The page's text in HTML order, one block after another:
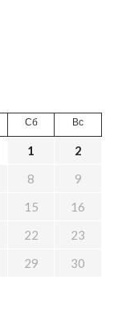
Сб Вс
1
2
8
9
15
16
22
23
29
30